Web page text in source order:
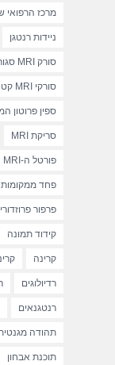
מרכז הרפואי
ניידות רנטגן
סורק MRI סגור
סורקי MRI קטנים
ספין פרוטון
סריקת MRI
פורטל ה-MRI הישראלי
פחד ממקומות
פרפור
קידוד תמונה
קרינה
רדיולוגים
רנטגנאים
תהודה
תוכנת אבחון